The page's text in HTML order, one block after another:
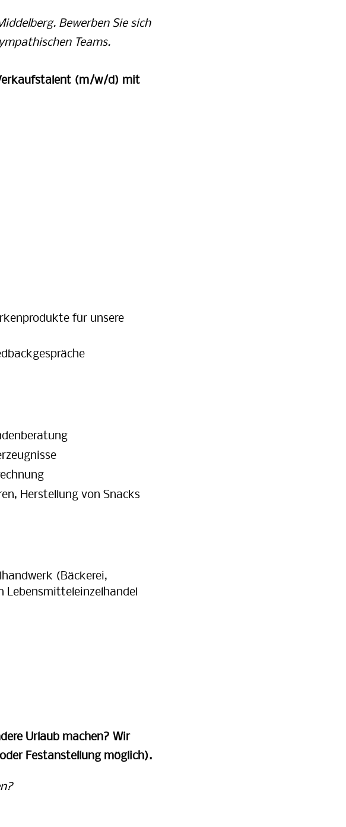
Bewerben Sie sich
Teams.
(m/w/d) mit
für unsere
Herstellung von Snacks
(Bäckerei,
Lebensmitteleinzelhandel
Urlaub machen? Wir
Festanstellung möglich).